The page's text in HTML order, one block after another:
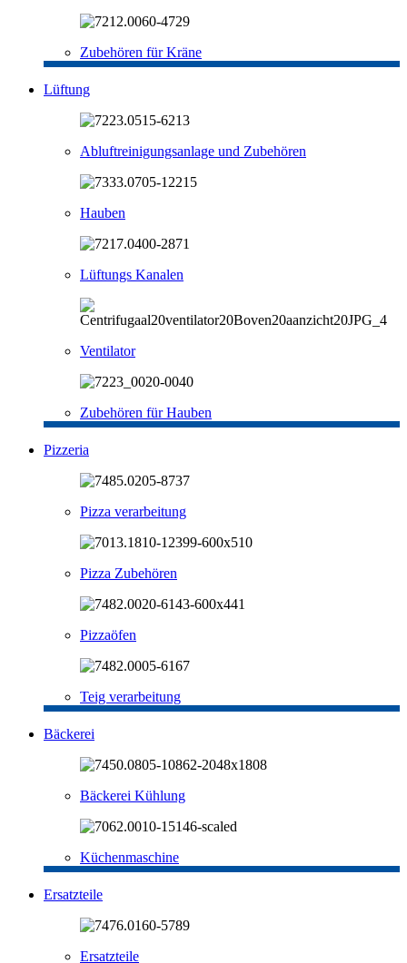
Zubehören für Kräne
Lüftung
Abluftreinigungsanlage und Zubehören
Hauben
Lüftungs Kanalen
Ventilator
Zubehören für Hauben
Pizzeria
Pizza verarbeitung
Pizza Zubehören
Pizzaöfen
Teig verarbeitung
Bäckerei
Bäckerei Kühlung
Küchenmaschine
Ersatzteile
Ersatzteile